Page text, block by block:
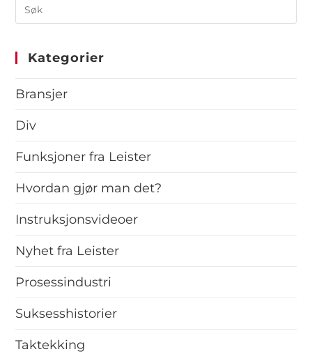
Kategorier
Bransjer
Div
Funksjoner fra Leister
Hvordan gjør man det?
Instruksjonsvideoer
Nyhet fra Leister
Prosessindustri
Suksesshistorier
Taktekking